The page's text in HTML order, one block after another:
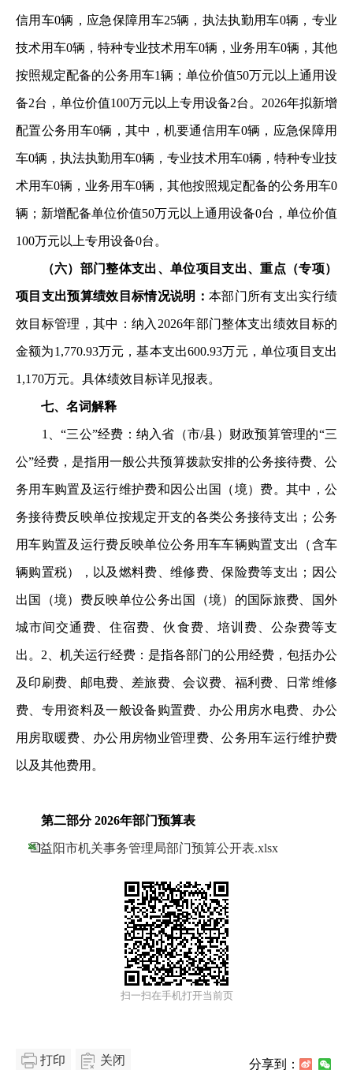
信用 车0辆，应急保障用车25辆，执法执勤用车0辆，专业
技术用车0辆，特种专业技术用车0辆，业务用车0辆，其他
按照规定配备的公务用车1辆；单位价值50万元以上通用设
备2台，单位价值100万元以上专用设备2台。2026年拟新增
配置公务用车0辆 ，其中，机要通信用车0辆，应急保障用
车0辆，执法执勤用车0辆，专业技术用车0辆，特种专业技
术用车0辆，业务用车0辆 ，其他按照规定配备的公务用车0
辆；新增配备单位价值50万元以上通用设备0台，单位价值
100万元以上专用设备0台。
（六）部门整体支出、单位项目支出、重点（专项）
项 目支出预算绩效目标情况说明：本部门所有支出实行绩
效目 标管理，其中：纳入2026年部门整体支出绩效目标的
金额为1,770.93万元，基本支出600.93万元，单位项目支出
1,170万元。具体绩效目标详见报表。
七、名词解释
1、“三公”经费：纳入省（市/县）财政预算管理的“三
公”经费，是指用一般公共预算拨款安排的公务接待费、公
务用车购置及运行维护费和因公出国（境）费。其中，公
务接待费反映单位按规定开支的各类公务接待支出；公务
用车购置及运行费反映单位公务用车车辆购置支出（含车
辆购置税）， 以及燃料费、维修费、保险费等支出；因公
出国（境）费反映单位公务出国（境）的国际旅费、国外
城市间交通费、住宿费 、伙食费、培训费、公杂费等支
出。2、机关运行经费：是指各部门的公用经费，包括办公
及 印刷费、邮电费、差旅费、会议费、福利费、日常维修
费、专用资料及一般设备购置费、办公用房水电费、办公
用房取暖费 、办公用房物业管理费、公务用车运行维护费
以及其他费用。
第二部分 2026年部门预算表
益阳市机关事务管理局部门预算公开表.xlsx
扫一扫在手机打开当前页
打印 关闭 分享到：